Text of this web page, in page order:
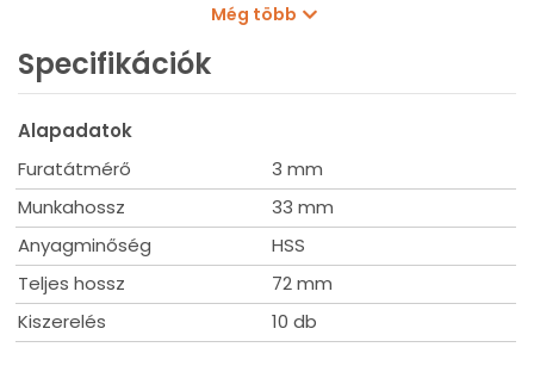
Még több
Specifikációk
Alapadatok
Furatátmérő
3 mm
Munkahossz
33 mm
Anyagminőség
HSS
Teljes hossz
72 mm
Kiszerelés
10 db